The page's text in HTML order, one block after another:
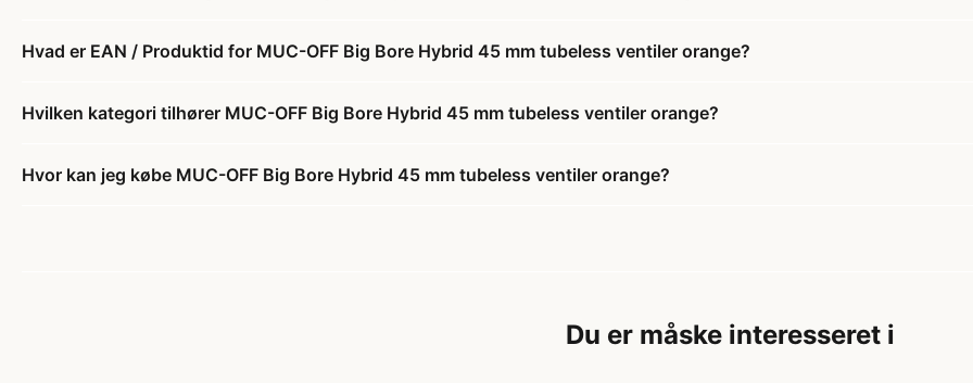
Hvad er EAN / Produktid for MUC-OFF Big Bore Hybrid 45 mm tubeless ventiler orange?
Hvilken kategori tilhører MUC-OFF Big Bore Hybrid 45 mm tubeless ventiler orange?
Hvor kan jeg købe MUC-OFF Big Bore Hybrid 45 mm tubeless ventiler orange?
Du er måske interesseret i